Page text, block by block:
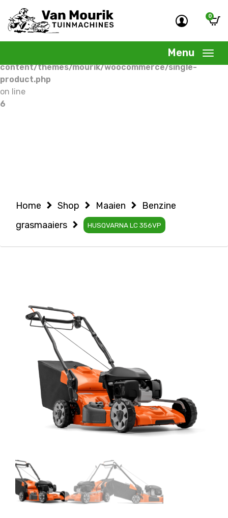
Warning
: Undefined variable $woocommercepage in
/home/allermedia/domains/vanmourik-
content/themes/mourik/woocommerce/single-
product.php
on line
6
0
Menu
Home Shop Maaien
Benzine
grasmaaiers
HUSQVARNA LC 356VP